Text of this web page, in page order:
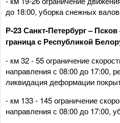
до 18:00, уборка снежных
Р-23 Санкт-Петербург –
граница с Республикой
- км 32 - 55 ограничение
направления с 08:00 до 17:00,
ликвидация деформации
- км 133 - 145 ограничение
направления с 08:00 до 17:00,